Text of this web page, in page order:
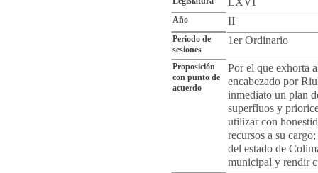
Año II
Periodo de
sesiones
1er Ordinario
Proposición
con punto de
acuerdo
Por el que exhorta
encabezado por
inmediato un plan
superfluos y
utilizar con
recursos a su
del estado de
municipal y rendir